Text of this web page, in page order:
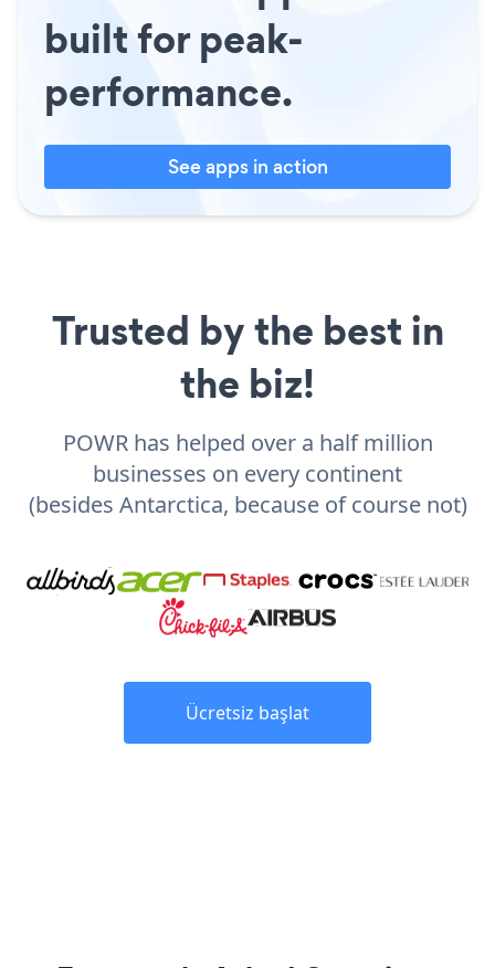
built for peak-
performance.
See apps in action
Trusted by the best in
the biz!
POWR has helped over a half million
businesses on every continent
(besides Antarctica, because of course not)
Ücretsiz başlat